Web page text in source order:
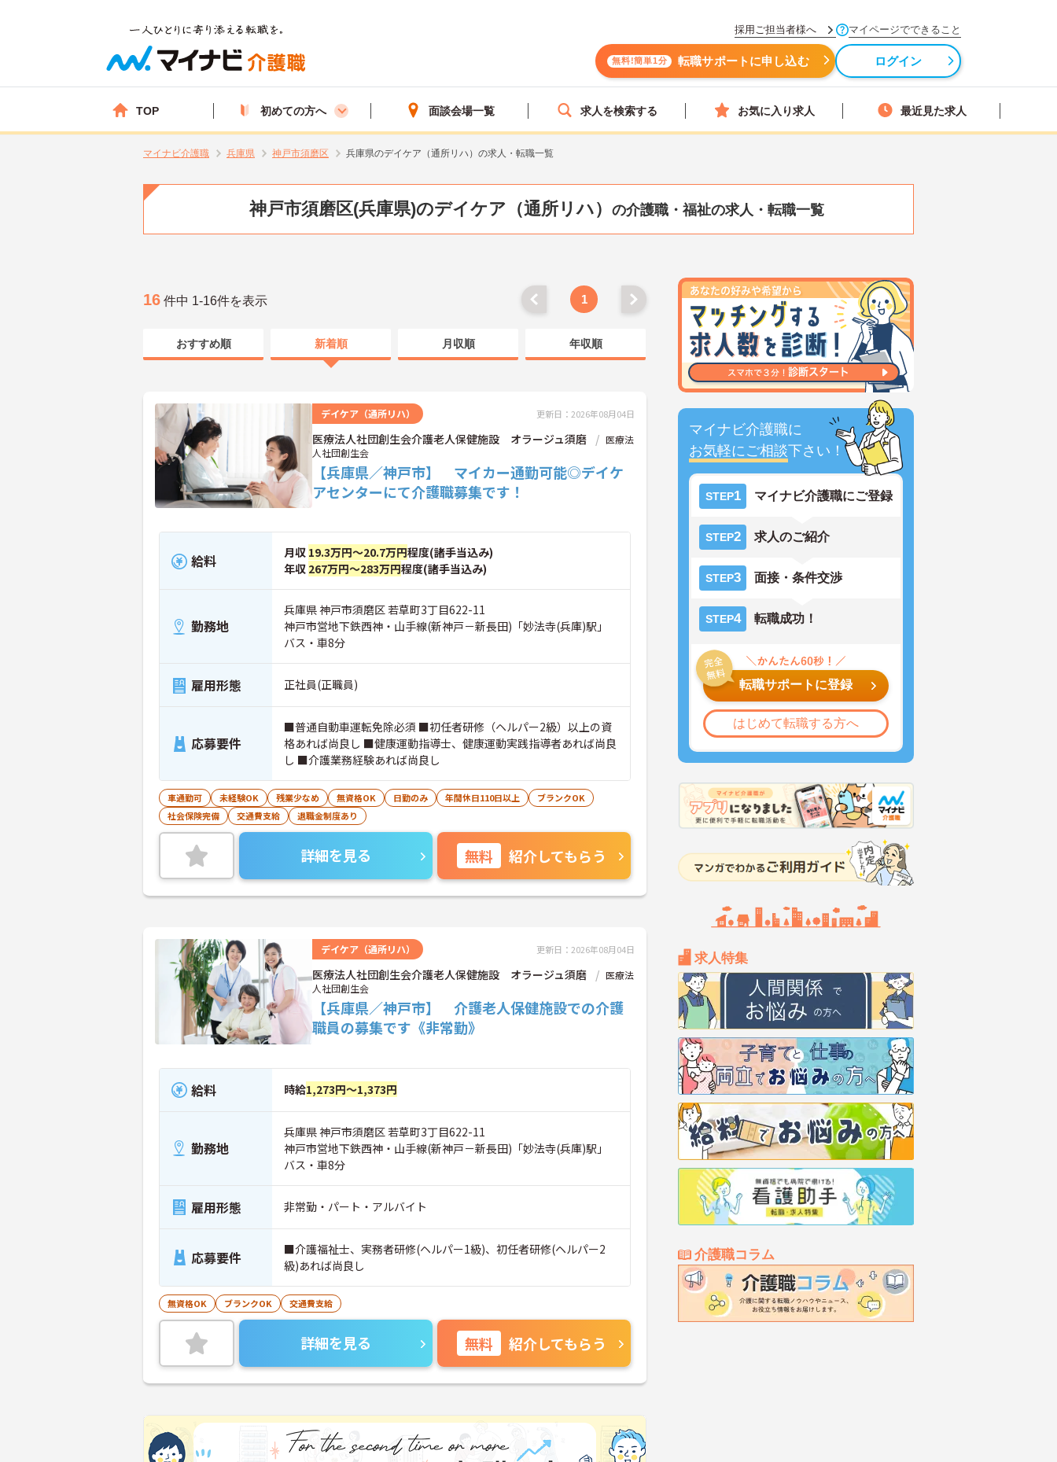
採用ご担当者様へ マイページでできること
無料!簡単1分 転職サポートに申し込む ログイン
TOP 初めての方へ 面談会場一覧 求人を検索する お気に入り求人 最近見た求人
マイナビ介護職 兵庫県 神戸市須磨区 兵庫県のデイケア（通所リハ）の求人・転職一覧
神戸市須磨区(兵庫県)のデイケア（通所リハ） の介護職・福祉の求人・転職一覧
マイナビ介護職に
お気軽にご相談下さい！
STEP1 マイナビ介護職にご登録
STEP2 求人のご紹介
STEP3 面接・条件交渉
STEP4 転職成功！
転職サポートに登録
はじめて転職する方へ
求人特集
介護職コラム
16 件中 1-16件を表示 1
おすすめ順 新着順 月収順 年収順
デイケア（通所リハ） 更新日：2026年08月04日
医療法人社団創生会介護老人保健施設 オラージュ須磨
医療法
人社団創生会
【兵庫県／神戸市】 マイカー通勤可能◎デイケ
アセンターにて介護職募集です！
給料 月収 19.3万円～20.7万円程度(諸手当込み)
年収 267万円～283万円程度(諸手当込み)
勤務地
兵庫県 神戸市須磨区 若草町3丁目622-11
神戸市営地下鉄西神・山手線(新神戸－新長田)「妙法寺(兵庫)駅」
バス・車8分
雇用形態 正社員(正職員)
応募要件
■普通自動車運転免除必須 ■初任者研修（ヘルパー2級）以上の資
格あれば尚良し ■健康運動指導士、健康運動実践指導者あれば尚良
し ■介護業務経験あれば尚良し
車通勤可 未経験OK 残業少なめ 無資格OK 日勤のみ 年間休日110日以上
ブランクOK
社会保険完備
交通費支給 退職金制度あり
詳細を見る 無料 紹介してもらう
デイケア（通所リハ） 更新日：2026年08月04日
医療法人社団創生会介護老人保健施設 オラージュ須磨
医療法
人社団創生会
【兵庫県／神戸市】 介護老人保健施設での介護
職員の募集です《非常勤》
給料 時給1,273円～1,373円
勤務地
兵庫県 神戸市須磨区 若草町3丁目622-11
神戸市営地下鉄西神・山手線(新神戸－新長田)「妙法寺(兵庫)駅」
バス・車8分
雇用形態 非常勤・パート・アルバイト
応募要件
■介護福祉士、実務者研修(ヘルパー1級)、初任者研修(ヘルパー2
級)あれば尚良し
無資格OK ブランクOK 交通費支給
詳細を見る 無料 紹介してもらう